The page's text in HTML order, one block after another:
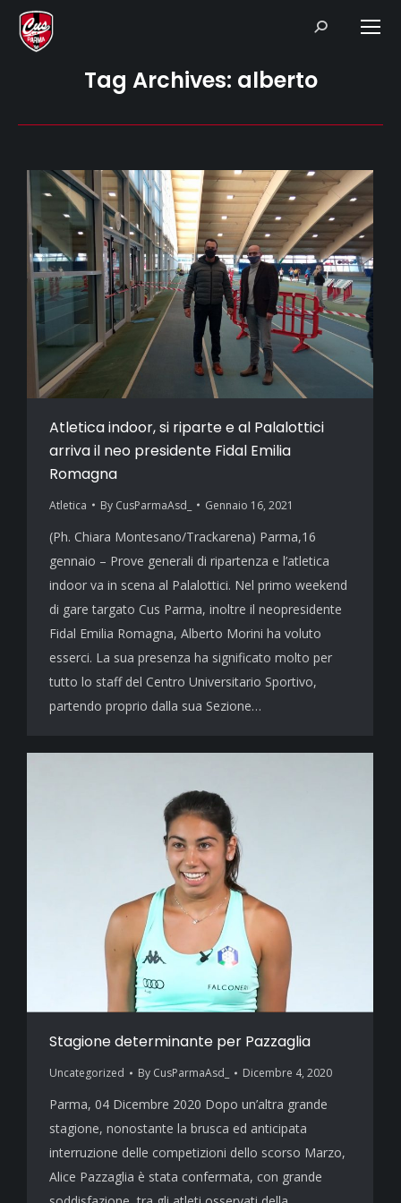
Search:
Tag Archives: alberto
Atletica indoor, si riparte e al Palalottici
arriva il neo presidente Fidal Emilia
Romagna
Atletica By CusParmaAsd_ Gennaio 16, 2021
(Ph. Chiara Montesano/Trackarena) Parma,16
gennaio – Prove generali di ripartenza e l’atletica
indoor va in scena al Palalottici. Nel primo weekend
di gare targato Cus Parma, inoltre il neopresidente
Fidal Emilia Romagna, Alberto Morini ha voluto
esserci. La sua presenza ha significato molto per
tutto lo staff del Centro Universitario Sportivo,
partendo proprio dalla sua Sezione…
Stagione determinante per Pazzaglia
Uncategorized By CusParmaAsd_ Dicembre 4, 2020
Parma, 04 Dicembre 2020 Dopo un’altra grande
stagione, nonostante la brusca ed anticipata
interruzione delle competizioni dello scorso Marzo,
Alice Pazzaglia è stata confermata, con grande